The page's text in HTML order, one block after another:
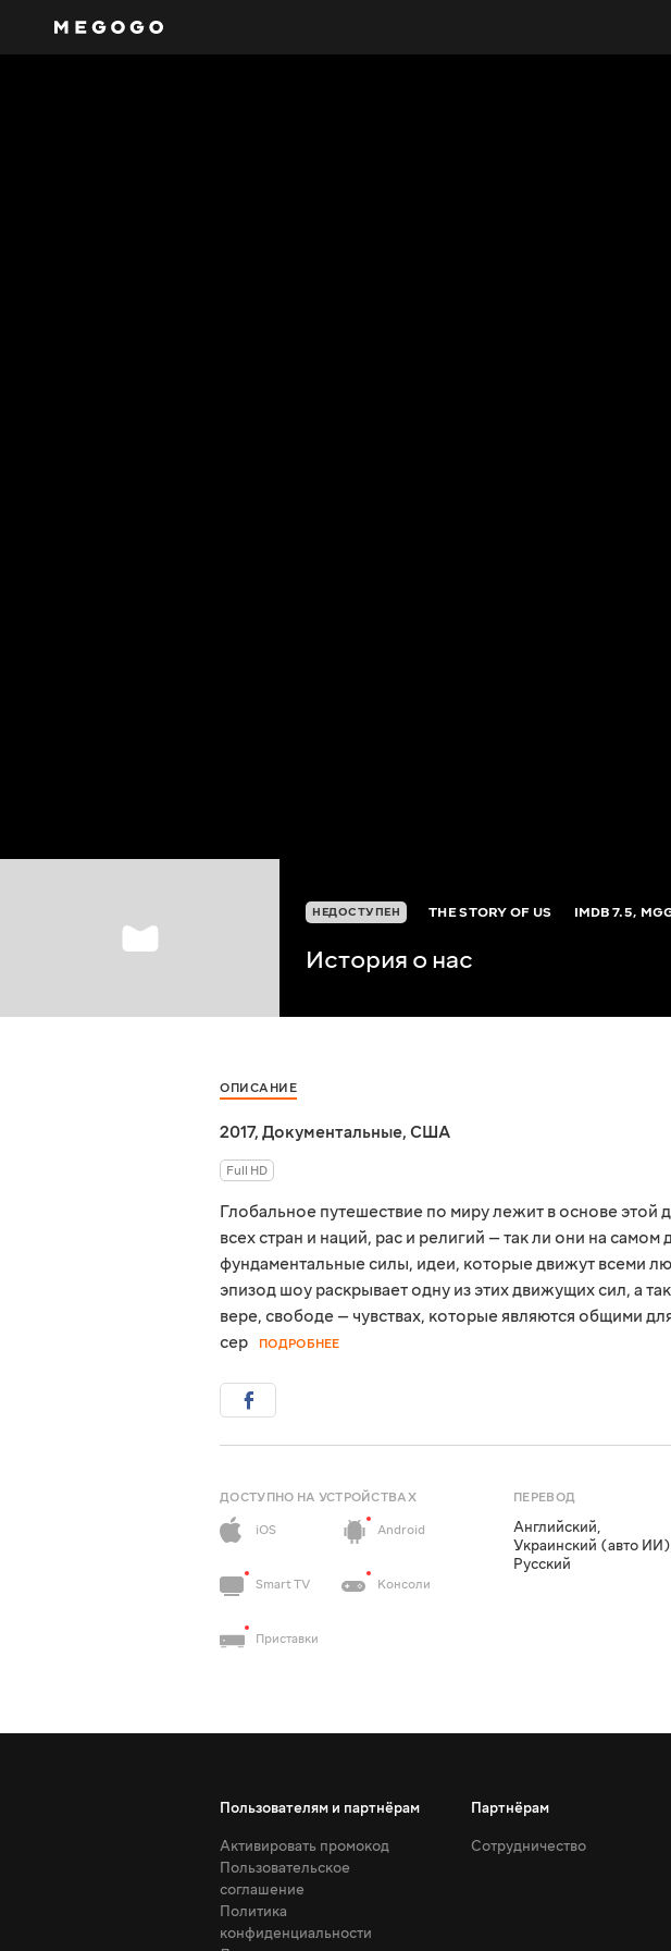
НЕДОСТУПЕН THE STORY OF US IMDB7.5,
История о нас
ОПИСАНИЕ
2017, Документальные, США
Full HD
Глобальное путешествие по миру лежит в основе этой
всех стран и наций, рас и религий — так ли они на
фундаментальные силы, идеи, которые движут всеми
эпизод шоу раскрывает одну из этих движущих сил, а
вере, свободе — чувствах, которые являются общими
сер
ПОДРОБНЕЕ
ДОСТУПНО НА УСТРОЙСТВАХ
iOS
Android
Smart TV Консоли
Приставки
ПЕРЕВОД
Английский,
Украинский (авто ИИ)
Русский
Пользователям и партнёрам
Активировать промокод
Пользовательское
соглашение
Политика
конфиденциальности
Партнёрам
Сотрудничество